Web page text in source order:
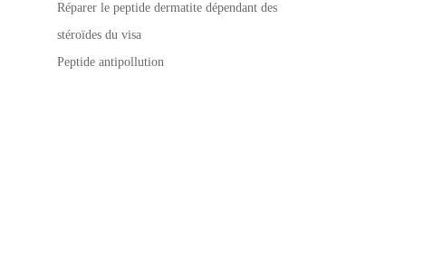
Réparer le peptide dermatite dépendant des
stéroïdes du visa
Peptide antipollution